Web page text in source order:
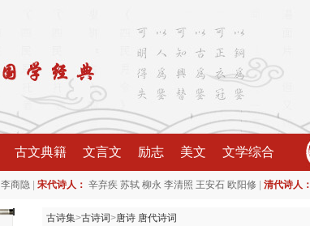
古文典籍 文言文 励志 美文 文学综合
李商隐 宋代诗人： 辛弃疾 苏轼 柳永 李清照 王安石 欧阳修 清代诗人：
古诗集>古诗词>唐诗 唐代诗词